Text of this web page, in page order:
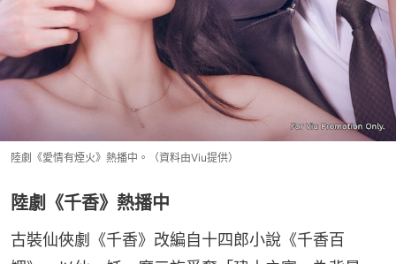
陸劇《愛情有煙火》熱播中。（資料由Viu提供）
陸劇《千香》熱播中
古裝仙俠劇《千香》改編自十四郎小說《千香百